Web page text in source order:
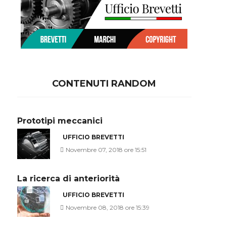
CONTENUTI RANDOM
Prototipi meccanici
UFFICIO BREVETTI
Novembre 07, 2018 ore 15:51
La ricerca di anteriorità
UFFICIO BREVETTI
Novembre 08, 2018 ore 15:39